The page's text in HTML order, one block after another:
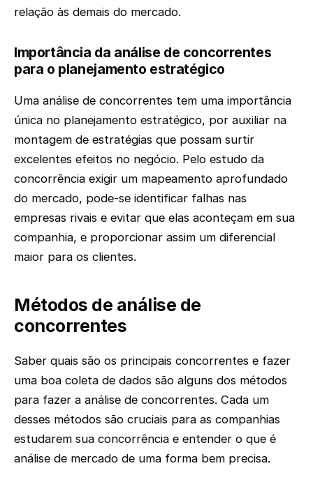
relação às demais do mercado.
Importância da análise de concorrentes
para o planejamento estratégico
Uma análise de concorrentes tem uma importância
única no planejamento estratégico, por auxiliar na
montagem de estratégias que possam surtir
excelentes efeitos no negócio. Pelo estudo da
concorrência exigir um mapeamento aprofundado
do mercado, pode-se identificar falhas nas
empresas rivais e evitar que elas aconteçam em sua
companhia, e proporcionar assim um diferencial
maior para os clientes.
Métodos de análise de
concorrentes
Saber quais são os principais concorrentes e fazer
uma boa coleta de dados são alguns dos métodos
para fazer a análise de concorrentes. Cada um
desses métodos são cruciais para as companhias
estudarem sua concorrência e entender o que é
análise de mercado de uma forma bem precisa.